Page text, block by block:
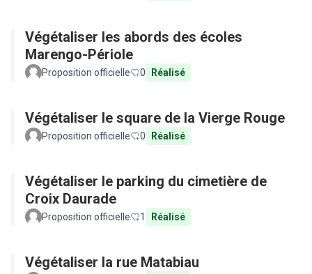
Végétaliser les abords des écoles
Marengo-Périole
Proposition officielle 0 Réalisé
Végétaliser le square de la Vierge Rouge
Proposition officielle 0 Réalisé
Végétaliser le parking du cimetière de
Croix Daurade
Proposition officielle 1 Réalisé
Végétaliser la rue Matabiau